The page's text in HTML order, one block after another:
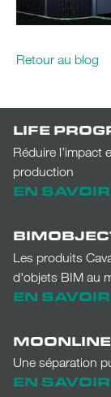
Retour au blog
LIFE
Réduire l’impact
production
EN
Les produits
d'objets BIM au
EN
MOONLINE
Une séparation
EN